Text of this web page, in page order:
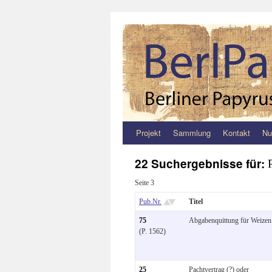
Zum
springen
Projekt Sammlung Kontakt
22 Suchergebnisse für:
Seite 3
Pub.Nr. Titel
75
(P. 1562)
Abgabenquittung für Weizen
25
Pachtvertrag (?) oder